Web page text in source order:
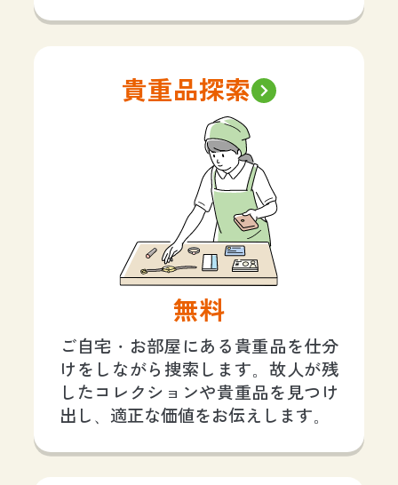
貴重品探索
無料
ご自宅・お部屋にある貴重品を仕分
けをしながら捜索します。故人が残
したコレクションや貴重品を見つけ
出し、適正な価値をお伝えします。